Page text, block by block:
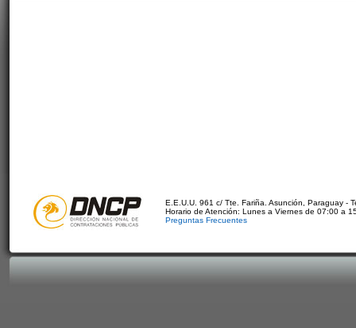
E.E.U.U. 961 c/ Tte. Fariña. Asunción, Paraguay -
Horario de Atención: Lunes a Viernes de 07:00 a
Preguntas Frecuentes